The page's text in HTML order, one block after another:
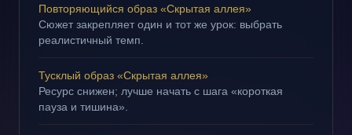
Повторяющийся образ «Скрытая аллея»
Сюжет закрепляет один и тот же урок: выбрать
реалистичный темп.
Тусклый образ «Скрытая аллея»
Ресурс снижен; лучше начать с шага «короткая
пауза и тишина».